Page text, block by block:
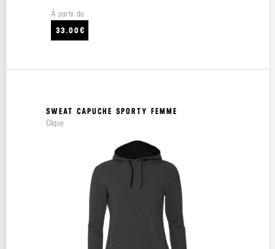
À partir de
33.00€
SWEAT CAPUCHE SPORTY FEMME
Clique